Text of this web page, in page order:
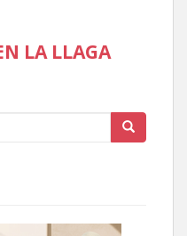
LA LLAGA